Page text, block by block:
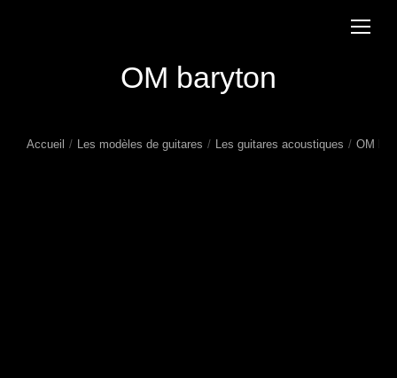
OM baryton
Accueil Les modèles de guitares Les guitares acoustiques OM